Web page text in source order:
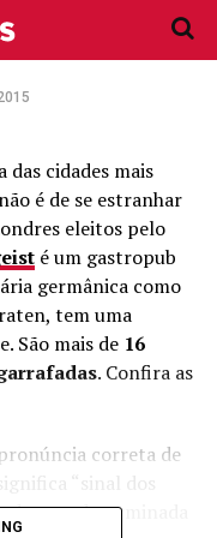
cidades mais
é de se estranhar
eleitos pelo
é um gastropub
germânica como
tem uma
São mais de 16
. Confira as
correta de
de uma determinada